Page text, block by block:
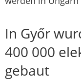
In Győr
400 000
gebaut